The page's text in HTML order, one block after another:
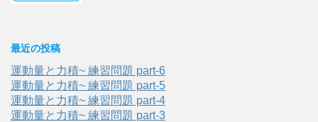
最近の投稿
運動量と力積~ 練習問題 part-6
運動量と力積~ 練習問題 part-5
運動量と力積~ 練習問題 part-4
運動量と力積~ 練習問題 part-3